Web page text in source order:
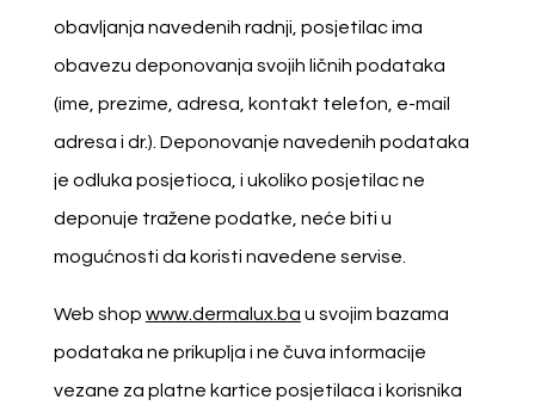
obavljanja navedenih radnji, posjetilac ima
obavezu deponovanja svojih ličnih podataka
(ime, prezime, adresa, kontakt telefon, e-mail
adresa i dr.). Deponovanje navedenih podataka
je odluka posjetioca, i ukoliko posjetilac ne
deponuje tražene podatke, neće biti u
mogućnosti da koristi navedene servise.
Web shop www.dermalux.ba u svojim bazama
podataka ne prikuplja i ne čuva informacije
vezane za platne kartice posjetilaca i korisnika